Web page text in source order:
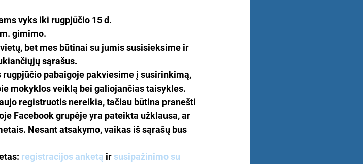
vyks iki rugpjūčio 15 d.
gimimo.
bet mes būtinai su jumis susisieksime ir
sąrašus.
pabaigoje pakviesime į susirinkimą,
mokyklos veiklą bei galiojančias taisykles.
registruotis nereikia, tačiau būtina pranešti
Facebook grupėje yra pateikta užklausa, ar
Nesant atsakymo, vaikas iš sąrašų bus
registracijos anketą ir susipažinimo su